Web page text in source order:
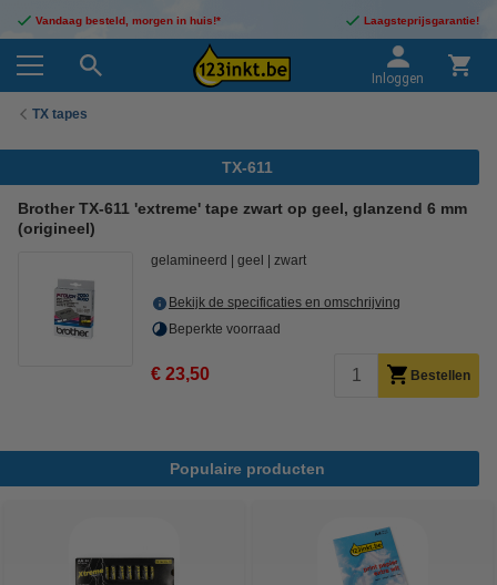
Vandaag besteld, morgen in huis!* Laagsteprijsgarantie!
Inloggen
TX tapes
TX-611
Brother TX-611 'extreme' tape zwart op geel, glanzend 6 mm
(origineel)
gelamineerd geel zwart
Bekijk de specificaties en omschrijving
Beperkte voorraad
€ 23,50 Bestellen
Populaire producten